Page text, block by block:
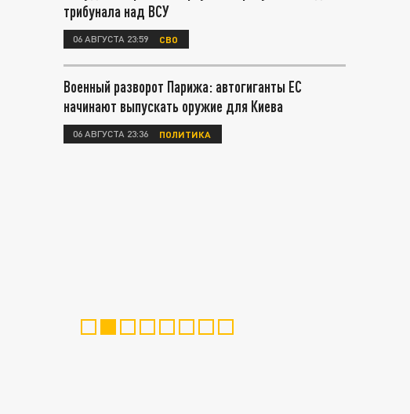
трибунала над ВСУ
06 АВГУСТА 23:59 СВО
Военный разворот Парижа: автогиганты ЕС
начинают выпускать оружие для Киева
06 АВГУСТА 23:36 ПОЛИТИКА